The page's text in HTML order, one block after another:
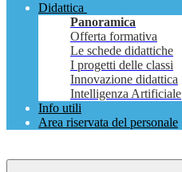
Didattica
Panoramica
Offerta formativa
Le schede didattiche
I progetti delle classi
Innovazione didattica
Intelligenza Artificiale
Info utili
Area riservata del personale